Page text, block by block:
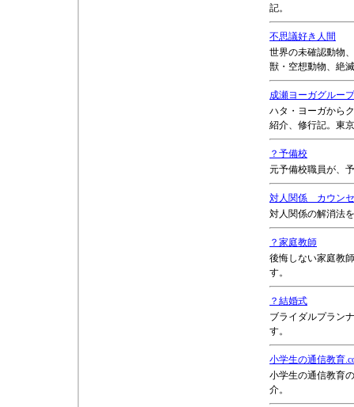
記。
不思議好き人間
世界の未確認動物
獣・空想動物、絶
成瀬ヨーガグループ
ハタ・ヨーガから
紹介、修行記。東
？予備校
元予備校職員が、
対人関係 カウン
対人関係の解消法
？家庭教師
後悔しない家庭教
す。
？結婚式
ブライダルプラン
す。
小学生の通信教育
小学生の通信教育
介。